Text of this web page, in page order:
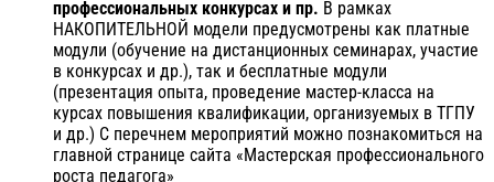
профессиональных конкурсах и пр. В рамках
НАКОПИТЕЛЬНОЙ модели предусмотрены как платные
модули (обучение на дистанционных семинарах, участие
в конкурсах и др.), так и бесплатные модули
(презентация опыта, проведение мастер-класса на
курсах повышения квалификации, организуемых в ТГПУ
и др.) С перечнем мероприятий можно познакомиться на
главной странице сайта «Мастерская профессионального
роста педагога»